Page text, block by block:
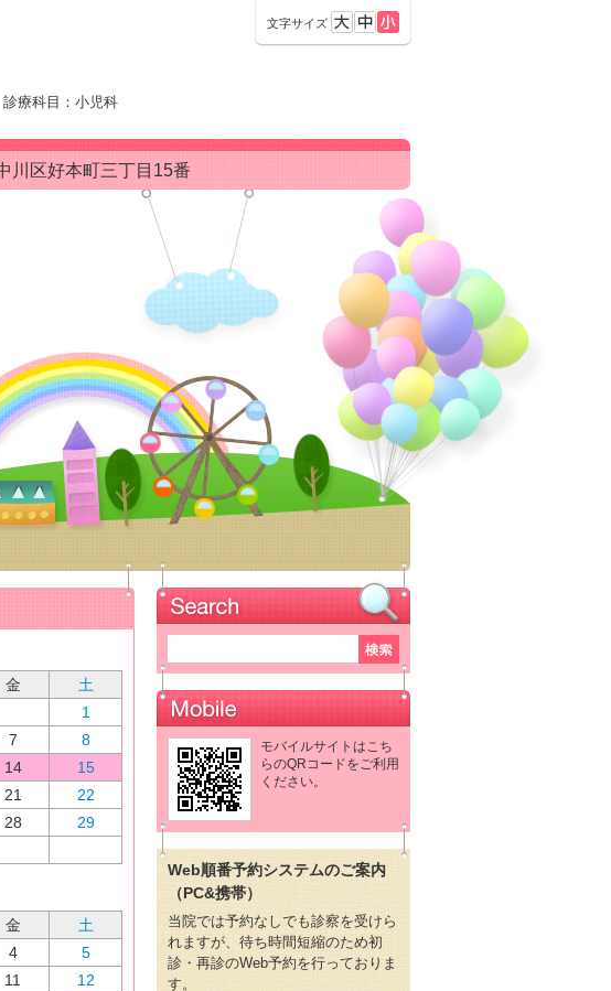
診療科目：小児科
区好本町三丁目15番
金
土
1
7
8
14
15
21
22
28
29
金
土
4
5
11
12
モバイルサイトはこち
らのQRコードをご利用
ください。
Web順番予約システムのご案内
（PC&携帯）
当院では予約なしでも診察を受けら
れますが、待ち時間短縮のため初
診・再診のWeb予約を行っておりま
す。
文字サイズ